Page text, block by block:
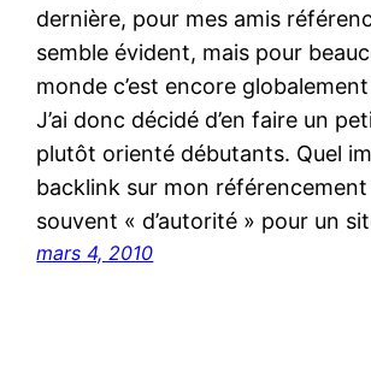
dernière, pour mes amis
semble évident, mais pour
monde c’est encore
J’ai donc décidé d’en faire un
plutôt orienté débutants. Quel
backlink sur mon référencement
souvent « d’autorité » pour un
mars 4, 2010